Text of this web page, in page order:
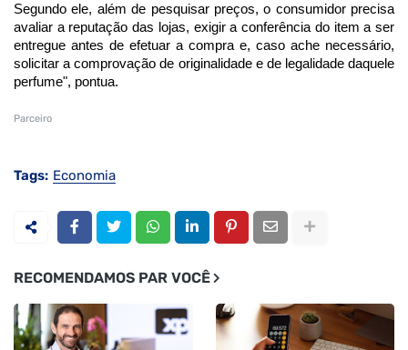
Segundo ele, além de pesquisar preços, o consumidor precisa
avaliar a reputação das lojas, exigir a conferência do item a ser
entregue antes de efetuar a compra e, caso ache necessário,
solicitar a comprovação de originalidade e de legalidade daquele
perfume", pontua.
Parceiro
Tags: Economia
RECOMENDAMOS PAR VOCÊ